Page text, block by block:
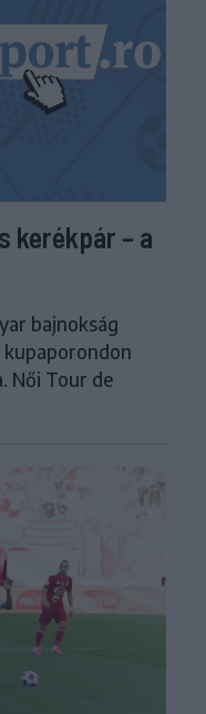
kerékpár – a
bajnokság
Női Tour de